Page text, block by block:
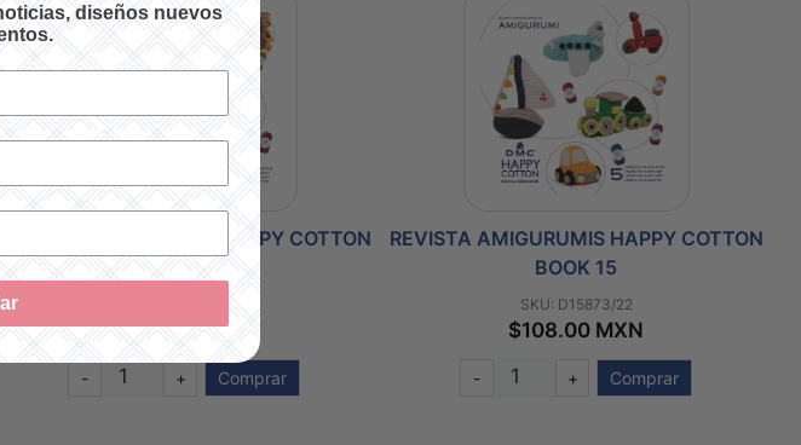
REVISTA AMIGURUMIS HAPPY COTTON
BOOK 16
SKU: D15874/22
$141.00 MXN
- + Comprar
REVISTA AMIGURUMIS HAPPY COTTON
BOOK 15
SKU: D15873/22
$108.00 MXN
- + Comprar
diseños nuevos